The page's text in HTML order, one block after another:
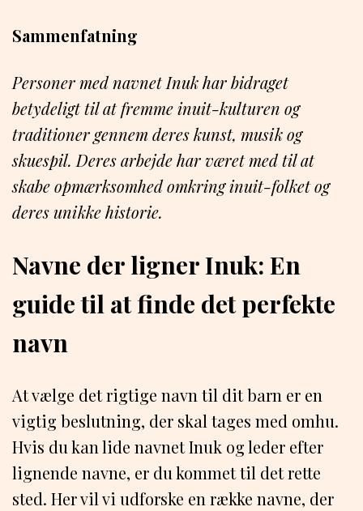
Sammenfatning
Personer med navnet Inuk har bidraget
betydeligt til at fremme inuit-kulturen og
traditioner gennem deres kunst, musik og
skuespil. Deres arbejde har været med til at
skabe opmærksomhed omkring inuit-folket og
deres unikke historie.
Navne der ligner Inuk: En
guide til at finde det perfekte
navn
At vælge det rigtige navn til dit barn er en
vigtig beslutning, der skal tages med omhu.
Hvis du kan lide navnet Inuk og leder efter
lignende navne, er du kommet til det rette
sted. Her vil vi udforske en række navne, der